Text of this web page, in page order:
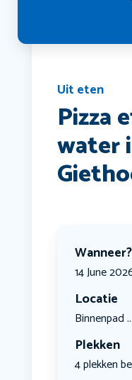
Uit eten
Pizza
water
Wanneer?
14 June
Locatie
Binnenpad ...
Plekken
4 plekken